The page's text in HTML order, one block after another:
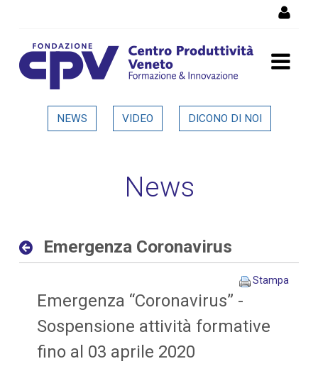
Emergenza Coronavirus -
NEWS VIDEO DICONO DI NOI
News
Emergenza Coronavirus
Stampa
Emergenza “Coronavirus” -
Sospensione attività formative
fino al 03 aprile 2020